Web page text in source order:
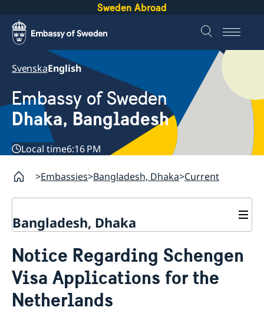
Sweden Abroad
SvenskaEnglish
Embassy of Sweden
Dhaka, Bangladesh
Local time6:16 PM
Embassies Bangladesh, Dhaka Current
Bangladesh, Dhaka
About us
Embassy staff
Current
Notice Regarding Schengen
Visa Applications for the
Netherlands